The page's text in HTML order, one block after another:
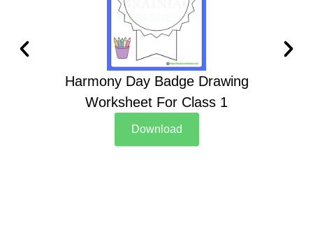
Harmony Day Badge Drawing
Worksheet For Class 1
Download